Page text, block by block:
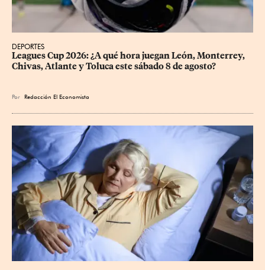
DEPORTES
Leagues Cup 2026: ¿A qué hora juegan León, Monterrey,
Chivas, Atlante y Toluca este sábado 8 de agosto?
Por Redacción El Economista